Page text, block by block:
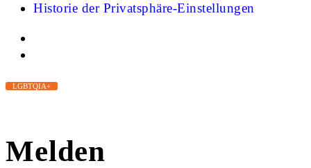
Historie der Privatsphäre-Einstellungen
LGBTQIA+
Melden